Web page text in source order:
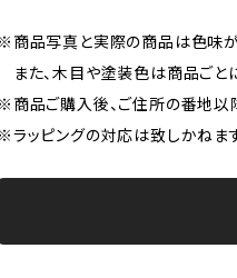
※商品写真と実際の商品は色味が
また、木目や塗装色は商品ごと
※商品ご購入後、ご住所の番地以
※ラッピングの対応は致しかねま